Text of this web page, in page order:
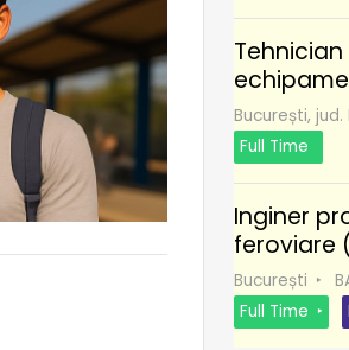
București,
Full Time
Inginer
feroviare
București
Full Time